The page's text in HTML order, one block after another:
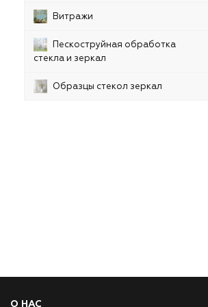
Витражи
Пескоструйная обработка
стекла и зеркал
Образцы стекол зеркал
О НАС